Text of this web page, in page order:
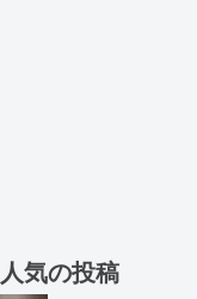
人気の投稿